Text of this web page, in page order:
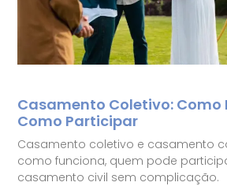
Casamento Coletivo: Como
Como Participar
Casamento coletivo e casamento
como funciona, quem pode
casamento civil sem complicação.